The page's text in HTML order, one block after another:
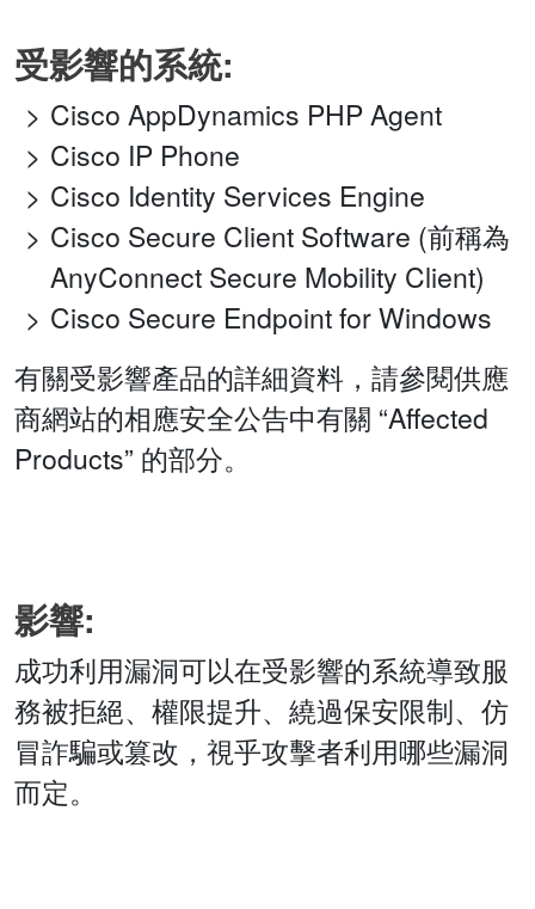
受影響的系統:
Cisco AppDynamics PHP Agent
Cisco IP Phone
Cisco Identity Services Engine
Cisco Secure Client Software (前稱為
AnyConnect Secure Mobility Client)
Cisco Secure Endpoint for Windows
有關受影響產品的詳細資料，請參閱供應
商網站的相應安全公告中有關 “Affected
Products” 的部分。
影響:
成功利用漏洞可以在受影響的系統導致服
務被拒絕、權限提升、繞過保安限制、仿
冒詐騙或篡改，視乎攻擊者利用哪些漏洞
而定。